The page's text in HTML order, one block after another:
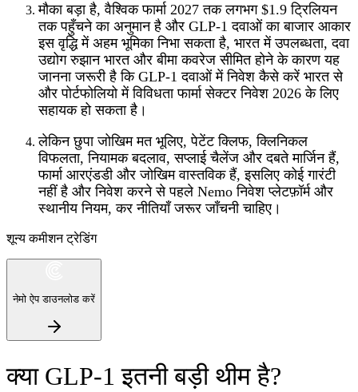
मौका बड़ा है, वैश्विक फार्मा 2027 तक लगभग $1.9 ट्रिलियन
तक पहुँचने का अनुमान है और GLP-1 दवाओं का बाजार आकार
इस वृद्धि में अहम भूमिका निभा सकता है, भारत में उपलब्धता, दवा
उद्योग रुझान भारत और बीमा कवरेज सीमित होने के कारण यह
जानना जरूरी है कि GLP-1 दवाओं में निवेश कैसे करें भारत से
और पोर्टफोलियो में विविधता फार्मा सेक्टर निवेश 2026 के लिए
सहायक हो सकता है।
लेकिन छुपा जोखिम मत भूलिए, पेटेंट क्लिफ, क्लिनिकल
विफलता, नियामक बदलाव, सप्लाई चैलेंज और दबते मार्जिन हैं,
फार्मा आरएंडडी और जोखिम वास्तविक हैं, इसलिए कोई गारंटी
नहीं है और निवेश करने से पहले Nemo निवेश प्लेटफ़ॉर्म और
स्थानीय नियम, कर नीतियाँ जरूर जाँचनी चाहिए।
शून्य कमीशन ट्रेडिंग
नेमो ऐप डाउनलोड करें
क्या GLP-1 इतनी बड़ी थीम है?